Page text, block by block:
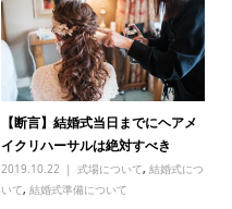
【断言】結婚式当日までにヘアメ
イクリハーサルは絶対すべき
2019.10.22 式場について,結婚式につ
いて,結婚式準備について